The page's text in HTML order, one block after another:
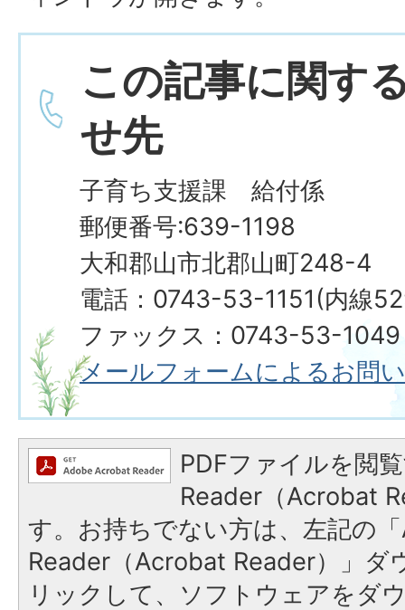
この記事に関す
せ先
子育ち支援課 給付係
郵便番号:639-1198
大和郡山市北郡山町248-4
電話：0743-53-1151(内線
ファックス：0743-53-1049
メールフォームによるお問
PDFファイルを閲
Reader（Acrobat
す。お持ちでない方は、左記の
Reader（Acrobat Reader）」ダ
リックして、ソフトウェアをダ